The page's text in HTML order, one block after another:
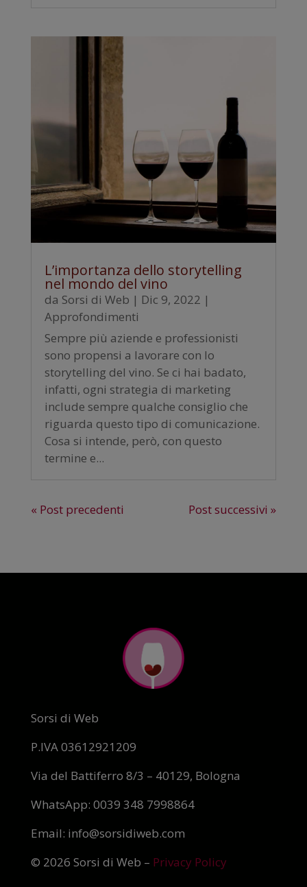
L’importanza dello storytelling
nel mondo del vino
da Sorsi di Web | Dic 9, 2022 |
Approfondimenti
Sempre più aziende e professionisti
sono propensi a lavorare con lo
storytelling del vino. Se ci hai badato,
infatti, ogni strategia di marketing
include sempre qualche consiglio che
riguarda questo tipo di comunicazione.
Cosa si intende, però, con questo
termine e...
« Post precedenti Post successivi »
Sorsi di Web
P.IVA 03612921209
Via del Battiferro 8/3 – 40129, Bologna
WhatsApp: 0039 348 7998864
Email: info@sorsidiweb.com
© 2026 Sorsi di Web – Privacy Policy